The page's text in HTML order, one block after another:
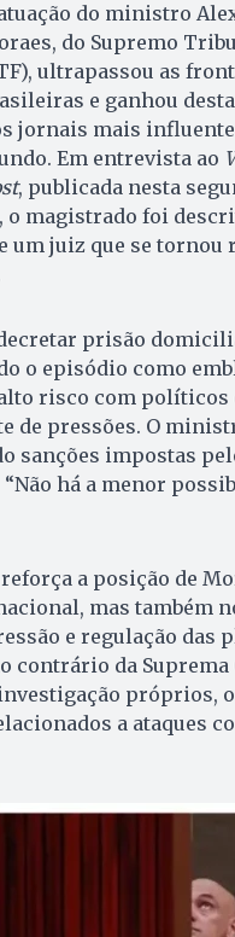
do ministro
do Supremo
ultrapassou as
e ganhou
jornais mais
Em entrevista ao
, publicada nesta
o magistrado foi
um juiz que se tornou
prisão
o episódio como
risco com políticos
de pressões. O
sanções impostas
há a menor
a posição de
mas também
e regulação das
contrário da Suprema
próprios, o
a ataques